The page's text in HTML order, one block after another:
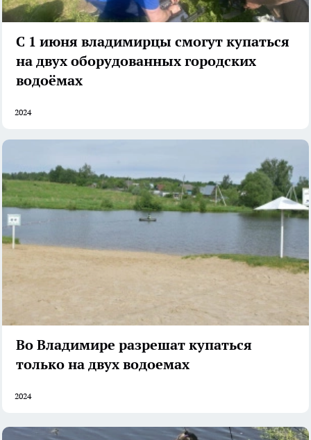
С 1 июня владимирцы смогут купаться
на двух оборудованных городских
водоёмах
2024
Во Владимире разрешат купаться
только на двух водоемах
2024